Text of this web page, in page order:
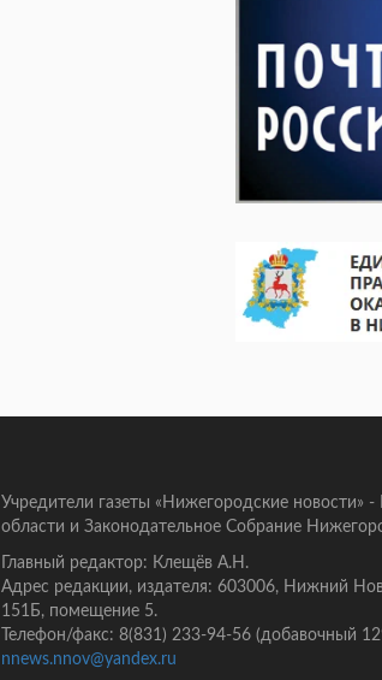
Учредители газеты «Нижегородские новости»
области и Законодательное Собрание
Главный редактор: Клещёв А.Н.
Адрес редакции, издателя: 603006, Нижний
151Б, помещение 5.
Телефон/факс: 8(831) 233-94-56 (добавочный
nnews.nnov@yandex.ru